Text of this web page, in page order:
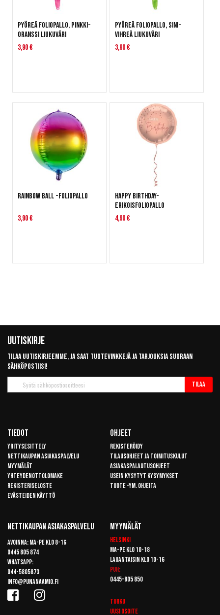
Pyöreä foliopallo, Pinkki-
oranssi liukuväri
3,90 €
Pyöreä foliopallo, Sini-
vihreä liukuväri
3,90 €
Rainbow Ball -foliopallo
3,90 €
Happy Birthday-
erikoisfoliopallo
4,90 €
Uutiskirje
Tilaa uutiskirjeemme, ja saat tuotevinkkejä ja tarjouksia suoraan
sähköpostiisi!
uutiskirje
Tilaa
Tiedot
Yritysesittely
Nettikaupan asiakaspalvelu
Myymälät
Yhteydenottolomake
Rekisteriseloste
Evästeiden käyttö
Ohjeet
Rekisteröidy
Tilausohjeet ja toimituskulut
Asiakaspalautusohjeet
Usein kysytyt kysymykset
Tuote -ym. ohjeita
Nettikaupan Asiakaspalvelu
Avoinna: Ma-pe klo 8-16
0445 805 874
Whatsapp:
044-5805873
info@punanaamio.fi
Myymälät
Helsinki
Ma-pe klo 10-18
Lauantaisin klo 10-16
Puh:
0445-805 850
Turku
Uusi osoite